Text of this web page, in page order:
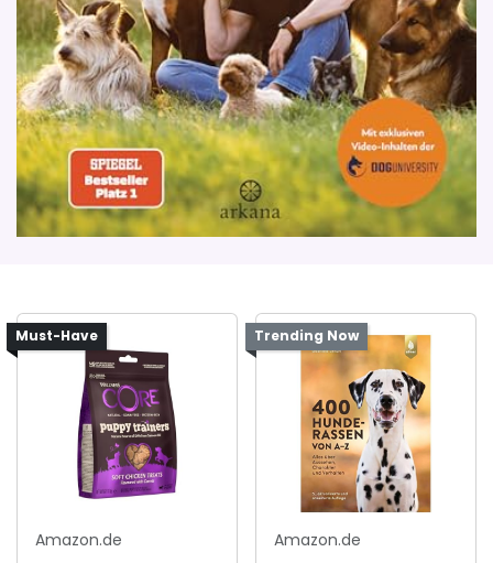
Must-Have
Amazon.de
Trending Now
Amazon.de